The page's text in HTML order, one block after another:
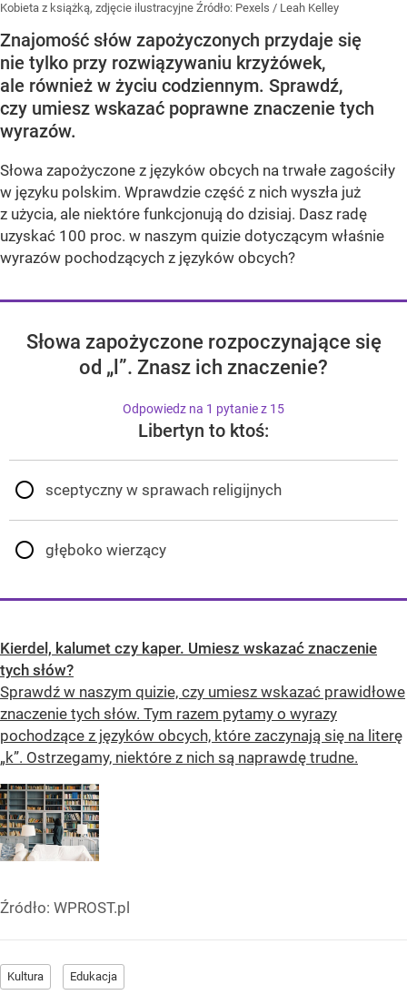
Kobieta z książką, zdjęcie ilustracyjne Źródło: Pexels / Leah Kelley
Znajomość słów zapożyczonych przydaje się
nie tylko przy rozwiązywaniu krzyżówek,
ale również w życiu codziennym. Sprawdź,
czy umiesz wskazać poprawne znaczenie tych
wyrazów.
Słowa zapożyczone z języków obcych na trwałe zagościły
w języku polskim. Wprawdzie część z nich wyszła już
z użycia, ale niektóre funkcjonują do dzisiaj. Dasz radę
uzyskać 100 proc. w naszym quizie dotyczącym właśnie
wyrazów pochodzących z języków obcych?
Słowa zapożyczone rozpoczynające się
od „l”. Znasz ich znaczenie?
Odpowiedz na 1 pytanie z 15
Libertyn to ktoś:
sceptyczny w sprawach religijnych
głęboko wierzący
Kierdel, kalumet czy kaper. Umiesz wskazać znaczenie
tych słów?
Sprawdź w naszym quizie, czy umiesz wskazać prawidłowe
znaczenie tych słów. Tym razem pytamy o wyrazy
pochodzące z języków obcych, które zaczynają się na literę
„k”. Ostrzegamy, niektóre z nich są naprawdę trudne.
Źródło: WPROST.pl
Kultura Edukacja